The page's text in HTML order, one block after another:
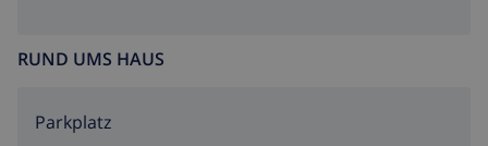
RUND UMS HAUS
Parkplatz